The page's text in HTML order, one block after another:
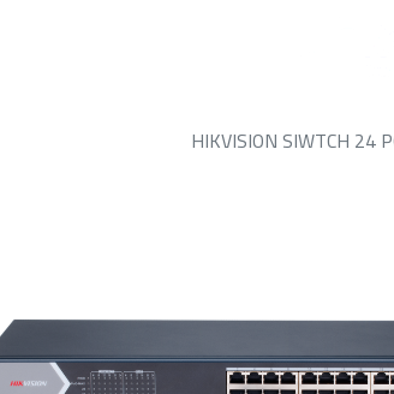
HIKVISION SIWTCH 24